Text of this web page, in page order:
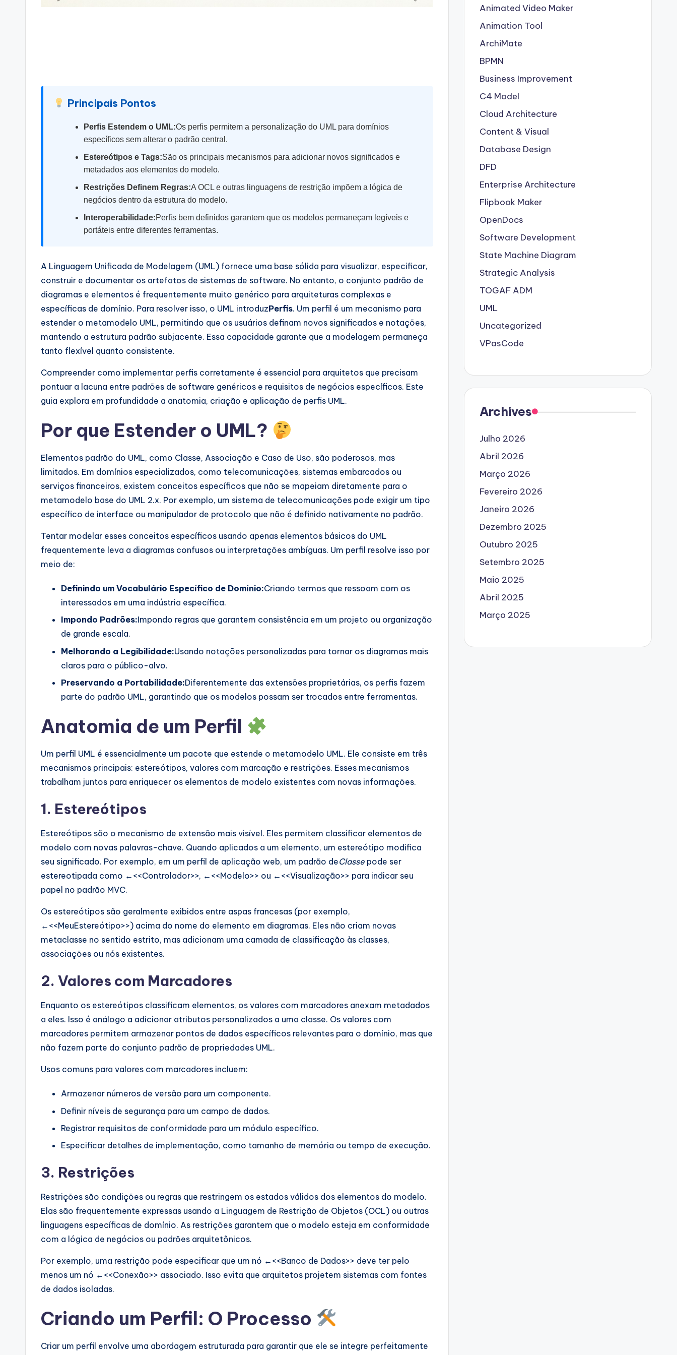
tr
Principais Pontos
Perfis Estendem o UML:Os perfis permitem a personalização do UML para domínios
específicos sem alterar o padrão central.
Estereótipos e Tags:São os principais mecanismos para adicionar novos significados e
metadados aos elementos do modelo.
Restrições Definem Regras:A OCL e outras linguagens de restrição impõem a lógica de
negócios dentro da estrutura do modelo.
Interoperabilidade:Perfis bem definidos garantem que os modelos permaneçam legíveis e
portáteis entre diferentes ferramentas.
A Linguagem Unificada de Modelagem (UML) fornece uma base sólida para visualizar, especificar,
construir e documentar os artefatos de sistemas de software. No entanto, o conjunto padrão de
diagramas e elementos é frequentemente muito genérico para arquiteturas complexas e
específicas de domínio. Para resolver isso, o UML introduzPerfis. Um perfil é um mecanismo para
estender o metamodelo UML, permitindo que os usuários definam novos significados e notações,
mantendo a estrutura padrão subjacente. Essa capacidade garante que a modelagem permaneça
tanto flexível quanto consistente.
Compreender como implementar perfis corretamente é essencial para arquitetos que precisam
pontuar a lacuna entre padrões de software genéricos e requisitos de negócios específicos. Este
guia explora em profundidade a anatomia, criação e aplicação de perfis UML.
Por que Estender o UML?
Elementos padrão do UML, como Classe, Associação e Caso de Uso, são poderosos, mas
limitados. Em domínios especializados, como telecomunicações, sistemas embarcados ou
serviços financeiros, existem conceitos específicos que não se mapeiam diretamente para o
metamodelo base do UML 2.x. Por exemplo, um sistema de telecomunicações pode exigir um tipo
específico de interface ou manipulador de protocolo que não é definido nativamente no padrão.
Tentar modelar esses conceitos específicos usando apenas elementos básicos do UML
frequentemente leva a diagramas confusos ou interpretações ambíguas. Um perfil resolve isso por
meio de:
Definindo um Vocabulário Específico de Domínio:Criando termos que ressoam com os
interessados em uma indústria específica.
Impondo Padrões:Impondo regras que garantem consistência em um projeto ou organização
de grande escala.
Melhorando a Legibilidade:Usando notações personalizadas para tornar os diagramas mais
claros para o público-alvo.
Preservando a Portabilidade:Diferentemente das extensões proprietárias, os perfis fazem
parte do padrão UML, garantindo que os modelos possam ser trocados entre ferramentas.
Anatomia de um Perfil
Um perfil UML é essencialmente um pacote que estende o metamodelo UML. Ele consiste em três
mecanismos principais: estereótipos, valores com marcação e restrições. Esses mecanismos
trabalham juntos para enriquecer os elementos de modelo existentes com novas informações.
1. Estereótipos
Estereótipos são o mecanismo de extensão mais visível. Eles permitem classificar elementos de
modelo com novas palavras-chave. Quando aplicados a um elemento, um estereótipo modifica
seu significado. Por exemplo, em um perfil de aplicação web, um padrão deClasse pode ser
estereotipada como ←<<Controlador>>, ←<<Modelo>> ou ←<<Visualização>> para indicar seu
papel no padrão MVC.
Os estereótipos são geralmente exibidos entre aspas francesas (por exemplo,
←<<MeuEstereótipo>>) acima do nome do elemento em diagramas. Eles não criam novas
metaclasse no sentido estrito, mas adicionam uma camada de classificação às classes,
associações ou nós existentes.
2. Valores com Marcadores
Enquanto os estereótipos classificam elementos, os valores com marcadores anexam metadados
a eles. Isso é análogo a adicionar atributos personalizados a uma classe. Os valores com
marcadores permitem armazenar pontos de dados específicos relevantes para o domínio, mas que
não fazem parte do conjunto padrão de propriedades UML.
Usos comuns para valores com marcadores incluem:
Armazenar números de versão para um componente.
Definir níveis de segurança para um campo de dados.
Registrar requisitos de conformidade para um módulo específico.
Especificar detalhes de implementação, como tamanho de memória ou tempo de execução.
3. Restrições
Restrições são condições ou regras que restringem os estados válidos dos elementos do modelo.
Elas são frequentemente expressas usando a Linguagem de Restrição de Objetos (OCL) ou outras
linguagens específicas de domínio. As restrições garantem que o modelo esteja em conformidade
com a lógica de negócios ou padrões arquitetônicos.
Por exemplo, uma restrição pode especificar que um nó ←<<Banco de Dados>> deve ter pelo
menos um nó ←<<Conexão>> associado. Isso evita que arquitetos projetem sistemas com fontes
de dados isoladas.
Criando um Perfil: O Processo
Criar um perfil envolve uma abordagem estruturada para garantir que ele se integre perfeitamente
Animated Video Maker
Animation Tool
ArchiMate
BPMN
Business Improvement
C4 Model
Cloud Architecture
Content & Visual
Database Design
DFD
Enterprise Architecture
Flipbook Maker
OpenDocs
Software Development
State Machine Diagram
Strategic Analysis
TOGAF ADM
UML
Uncategorized
VPasCode
Archives
Julho 2026
Abril 2026
Março 2026
Fevereiro 2026
Janeiro 2026
Dezembro 2025
Outubro 2025
Setembro 2025
Maio 2025
Abril 2025
Março 2025